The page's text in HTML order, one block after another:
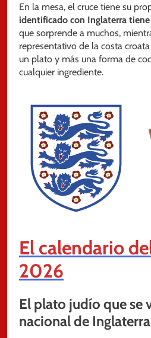
En la mesa, el cruce tiene su
identificado con Inglaterra
que sorprende a muchos,
representativo de la costa
un plato y más una forma de
cualquier ingrediente.
El calendario
2026
El plato judío que se
nacional de Inglaterra